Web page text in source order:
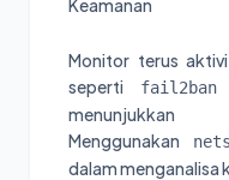
Keamanan
Monitor terus
seperti
fail2ban
menunjukkan
Menggunakan
dalam menganalisa